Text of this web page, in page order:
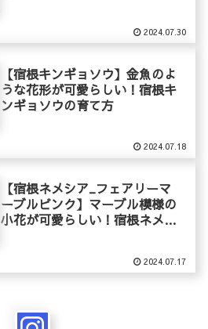
2024.07.30
【宿根キンギョソウ】金魚のよ
うな花形が可愛らしい！宿根キ
ンギョソウの育て方
2024.07.18
【宿根ネメシア_フェアリーマ
ーブルピンク】マーブル模様の
小花が可愛らしい！宿根ネメシ
2024.07.17